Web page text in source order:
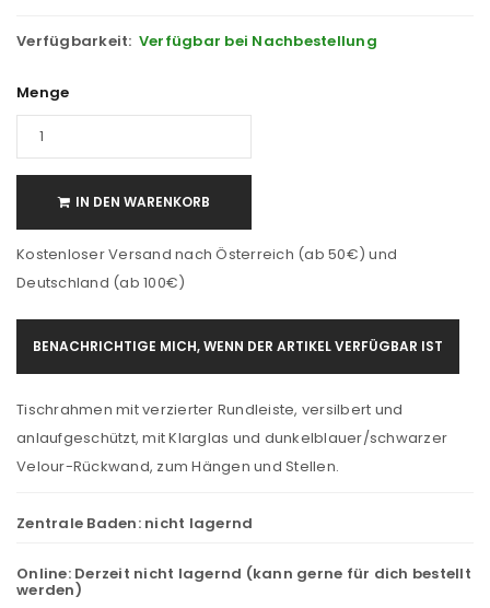
Verfügbarkeit: Verfügbar bei Nachbestellung
Menge
IN DEN WARENKORB
Kostenloser Versand nach Österreich (ab 50€) und
Deutschland (ab 100€)
BENACHRICHTIGE MICH, WENN DER ARTIKEL VERFÜGBAR IST
Tischrahmen mit verzierter Rundleiste, versilbert und
anlaufgeschützt, mit Klarglas und dunkelblauer/schwarzer
Velour-Rückwand, zum Hängen und Stellen.
Zentrale Baden: nicht lagernd
Online: Derzeit nicht lagernd (kann gerne für dich bestellt
werden)